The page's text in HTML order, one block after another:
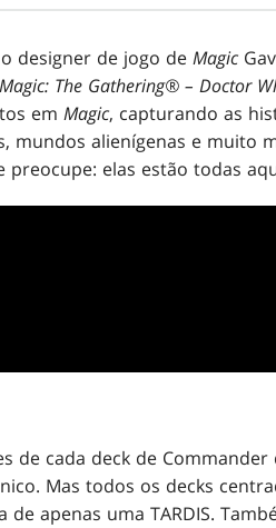
designer de jogo de Magic
Magic: The Gathering® – Doctor
em Magic, capturando as
mundos alienígenas e muito
elas estão todas
de cada deck de Commander
Mas todos os decks
de apenas uma TARDIS.